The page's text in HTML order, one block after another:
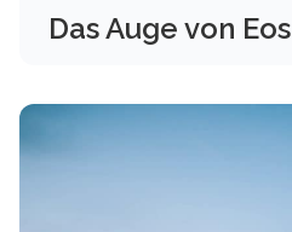
Das Auge von Eos